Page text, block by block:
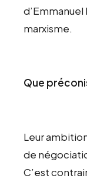
marxisme.
Que
Leur
de
C’est